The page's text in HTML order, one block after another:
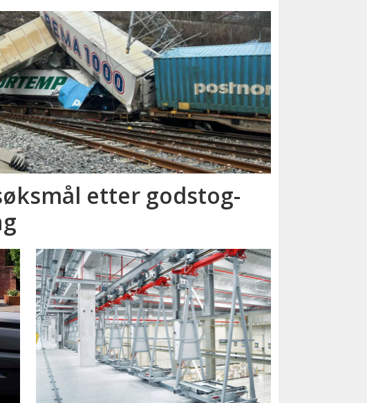
etter godstog­